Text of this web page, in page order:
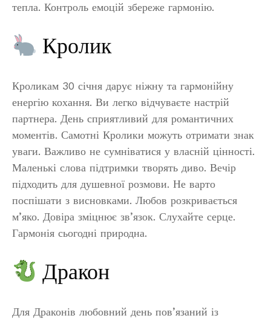
тепла. Контроль емоцій збереже гармонію.
Кролик
Кроликам 30 січня дарує ніжну та гармонійну
енергію кохання. Ви легко відчуваєте настрій
партнера. День сприятливий для романтичних
моментів. Самотні Кролики можуть отримати знак
уваги. Важливо не сумніватися у власній цінності.
Маленькі слова підтримки творять диво. Вечір
підходить для душевної розмови. Не варто
поспішати з висновками. Любов розкривається
м’яко. Довіра зміцнює зв’язок. Слухайте серце.
Гармонія сьогодні природна.
Дракон
Для Драконів любовний день пов’язаний із